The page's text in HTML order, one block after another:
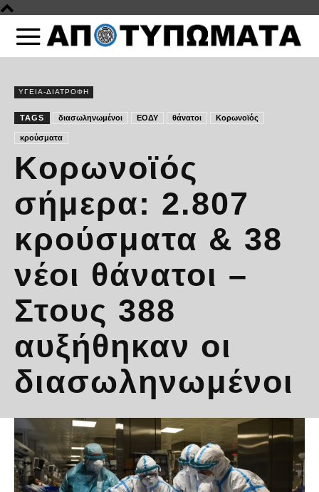
ΥΓΕΙΑ-ΔΙΑΤΡΟΦΗ
TAGS διασωληνωμένοι ΕΟΔΥ θάνατοι Κορωνοϊός
κρούσματα
Κορωνοϊός
σήμερα: 2.807
κρούσματα & 38
νέοι θάνατοι –
Στους 388
αυξήθηκαν οι
διασωληνωμένοι